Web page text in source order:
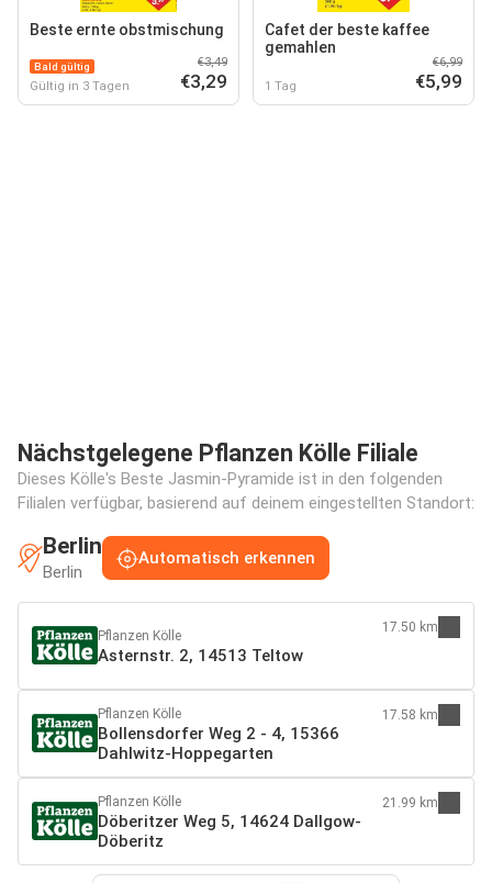
Beste ernte obstmischung
Bald gültig
Gültig in 3 Tagen
€3,49
€3,29
Cafet der beste kaffee
gemahlen
1 Tag
€6,99
€5,99
Nächstgelegene Pflanzen Kölle Filiale
Dieses Kölle's Beste Jasmin-Pyramide ist in den folgenden
Filialen verfügbar, basierend auf deinem eingestellten Standort:
Berlin
Berlin
Automatisch erkennen
Pflanzen Kölle
Asternstr. 2, 14513 Teltow
17.50 km
Pflanzen Kölle
Bollensdorfer Weg 2 - 4, 15366
Dahlwitz-Hoppegarten
17.58 km
Pflanzen Kölle
Döberitzer Weg 5, 14624 Dallgow-
Döberitz
21.99 km